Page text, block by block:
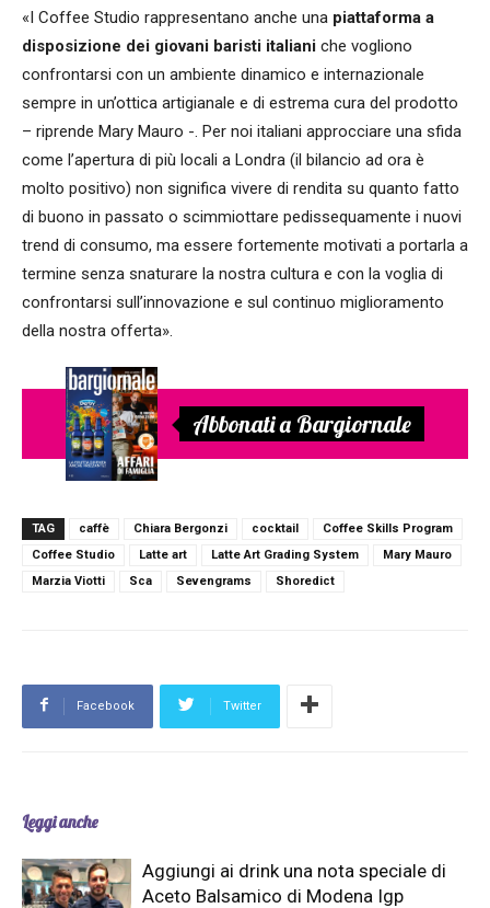
«I Coffee Studio rappresentano anche una piattaforma a
disposizione dei giovani baristi italiani che vogliono
confrontarsi con un ambiente dinamico e internazionale
sempre in un’ottica artigianale e di estrema cura del prodotto
– riprende Mary Mauro -. Per noi italiani approcciare una sfida
come l’apertura di più locali a Londra (il bilancio ad ora è
molto positivo) non significa vivere di rendita su quanto fatto
di buono in passato o scimmiottare pedissequamente i nuovi
trend di consumo, ma essere fortemente motivati a portarla a
termine senza snaturare la nostra cultura e con la voglia di
confrontarsi sull’innovazione e sul continuo miglioramento
della nostra offerta».
Abbonati a Bargiornale
TAG caffè Chiara Bergonzi cocktail
Coffee Skills Program
Coffee Studio
Latte art Latte Art Grading System
Mary Mauro
Marzia Viotti
Sca Sevengrams Shoredict
Facebook Twitter
Leggi anche
Aggiungi ai drink una nota speciale di
Aceto Balsamico di Modena Igp